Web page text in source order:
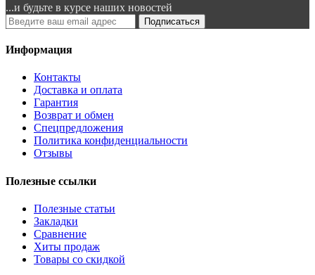
...и будьте в курсе наших новостей
Подписаться
Информация
Контакты
Доставка и оплата
Гарантия
Возврат и обмен
Спецпредложения
Политика конфиденциальности
Отзывы
Полезные ссылки
Полезные статьи
Закладки
Сравнение
Хиты продаж
Товары со скидкой